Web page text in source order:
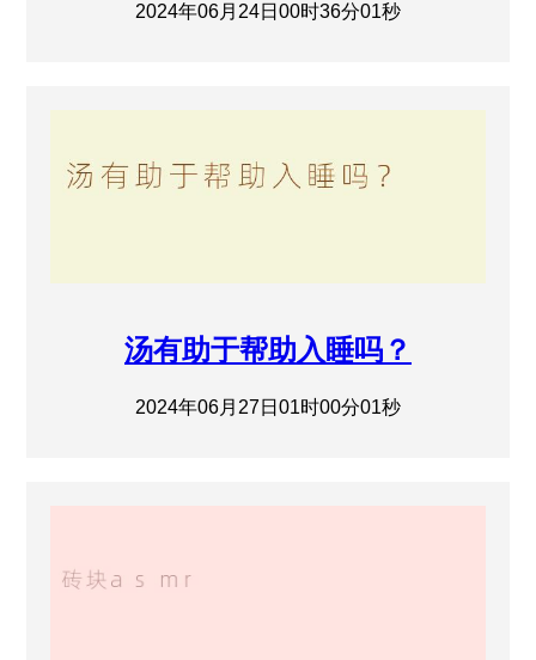
2024年06月24日00时36分01秒
汤有助于帮助入睡吗？
2024年06月27日01时00分01秒